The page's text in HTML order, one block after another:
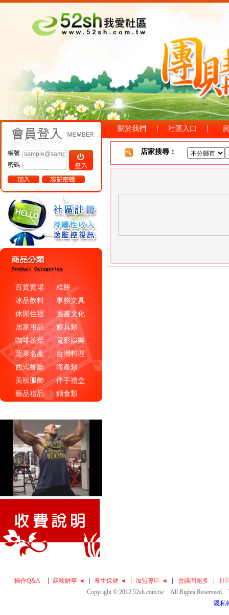
帳號
密碼
百貨賣場
糕餅
冰品飲料
事務文具
休閒住宿
圖書文化
居家用品
寢具類
咖啡茶葉
電影娛樂
蔬果名產
台灣料理
西式餐廳
海產類
美妝服飾
伴手禮盒
藝品禮品
麵食類
關於我們 社區入口
店家搜尋：
操作Q&A 麻辣鮮事 ◄ 養生保健 ◄ 加盟專區 ◄ 會議問題多
社
Copyright © 2012 52sh.com.tw All Rights Reserveed.
隱私